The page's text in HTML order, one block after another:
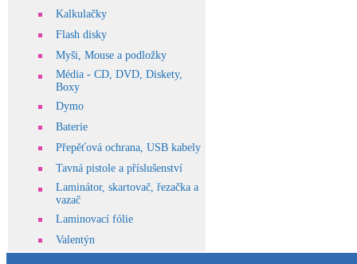
Kalkulačky
Flash disky
Myši, Mouse a podložky
Média - CD, DVD, Diskety,
Boxy
Dymo
Baterie
Přepěťová ochrana, USB kabely
Tavná pistole a příslušenství
Laminátor, skartovač, řezačka a
vazač
Laminovací fólie
Valentýn